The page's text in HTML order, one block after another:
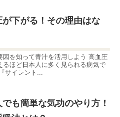
下がる！その理由はな
因を知って青汁を活用しよう 高血圧
るほど日本人に多く見られる病気で
サイレント...
も簡単な気功のやり方！